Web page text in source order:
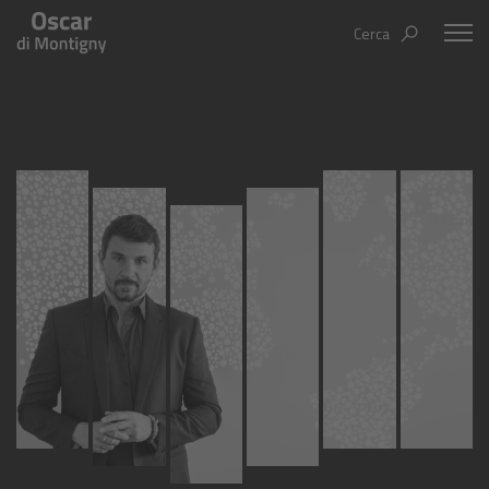
Cerca
Centodieci
Nuovi Eroi
Be Your Essence
Futurability
Books
EN ES